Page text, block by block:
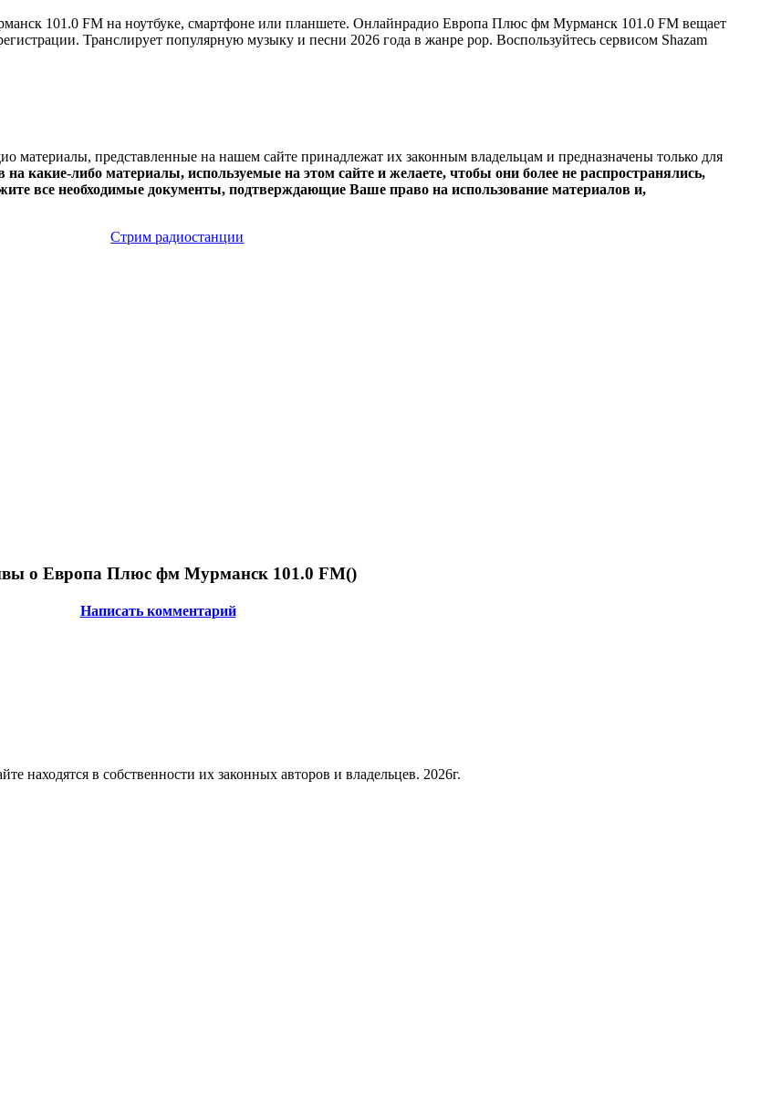
101.0 FM на ноутбуке, смартфоне или планшете. Онлайнрадио Европа Плюс фм Мурманск 101.0 FM вещает
Транслирует популярную музыку и песни 2026 года в жанре pop. Воспользуйтесь сервисом Shazam
материалы, представленные на нашем сайте принадлежат их законным владельцам и предназначены только для
какие-либо материалы, используемые на этом сайте и желаете, чтобы они более не распространялись,
все необходимые документы, подтверждающие Ваше право на использование материалов и,
Стрим радиостанции
о Европа Плюс фм Мурманск 101.0 FM()
Написать комментарий
находятся в собственности их законных авторов и владельцев. 2026г.